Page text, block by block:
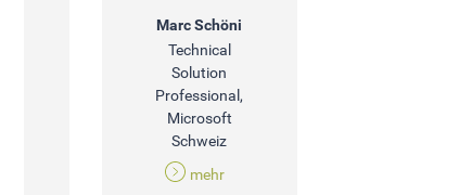
Marc Schöni
Technical
Solution
Professional,
Microsoft
Schweiz
mehr